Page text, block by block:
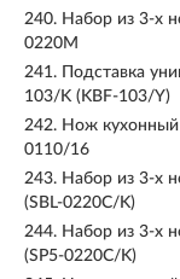
240. Набор из 3-х
0220M
241.
Подставка
103/K (KBF-103/Y)
242. Нож
0110/16
243. Набор из 3-х
(SBL-0220C/K)
244. Набор из 3-х
(SP5-0220C/K)